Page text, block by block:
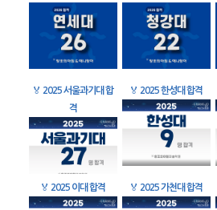
🏅 2025 서울과기대 합
격
🏅 2025 한성대 합격
🏅 2025 이대 합격 🏅 2025 가천대 합격